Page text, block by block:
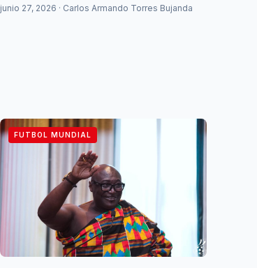
junio 27, 2026 · Carlos Armando Torres Bujanda
FUTBOL MUNDIAL